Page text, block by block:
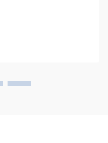
tizimidir.
o'laroq, bu